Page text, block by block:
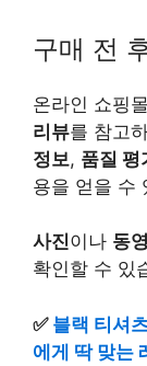
구매 전
온라인 쇼핑
리뷰를 참고
정보, 품질 평
용을 얻을 수
사진이나 동
확인할 수 있
✅ 블랙 티셔
에게 딱 맞는